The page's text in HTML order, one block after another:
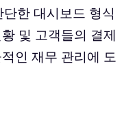
한 대시보드 형식
및 고객들의 결제
인 재무 관리에 도